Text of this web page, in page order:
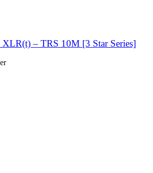
– TRS 10M [3 Star Series]